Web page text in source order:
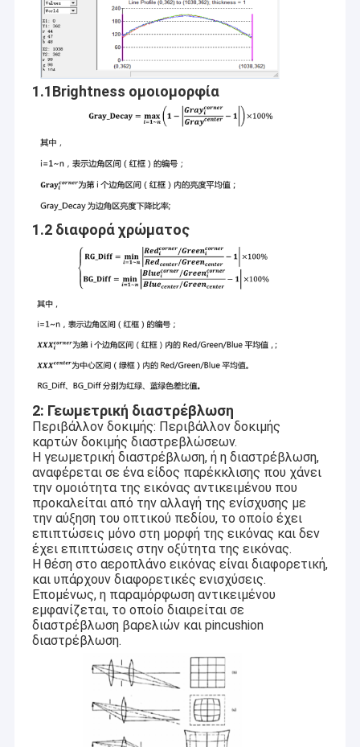
1.1Brightness ομοιομορφία
1.2 διαφορά χρώματος
2: Γεωμετρική διαστρέβλωση
Περιβάλλον δοκιμής: Περιβάλλον δοκιμής
καρτών δοκιμής διαστρεβλώσεων.
Η γεωμετρική διαστρέβλωση, ή η διαστρέβλωση,
αναφέρεται σε ένα είδος παρέκκλισης που χάνει
την ομοιότητα της εικόνας αντικειμένου που
προκαλείται από την αλλαγή της ενίσχυσης με
την αύξηση του οπτικού πεδίου, το οποίο έχει
επιπτώσεις μόνο στη μορφή της εικόνας και δεν
έχει επιπτώσεις στην οξύτητα της εικόνας.
Η θέση στο αεροπλάνο εικόνας είναι διαφορετική,
και υπάρχουν διαφορετικές ενισχύσεις.
Επομένως, η παραμόρφωση αντικειμένου
εμφανίζεται, το οποίο διαιρείται σε
διαστρέβλωση βαρελιών και pincushion
διαστρέβλωση.